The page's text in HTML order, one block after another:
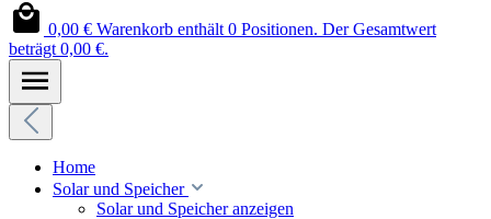
0,00 € Warenkorb enthält 0 Positionen. Der Gesamtwert
beträgt 0,00 €.
Home
Solar und Speicher
Solar und Speicher anzeigen